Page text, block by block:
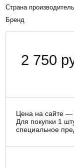
Страна производитель
Бренд
2 750
Цена на сайте —
Для покупки 1
специальное